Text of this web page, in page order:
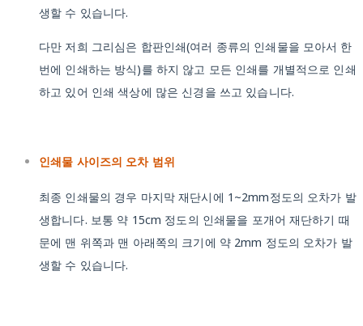
생할 수 있습니다.
다만 저희 그리심은 합판인쇄(여러 종류의 인쇄물을 모아서 한
번에 인쇄하는 방식)를 하지 않고 모든 인쇄를 개별적으로 인쇄
하고 있어 인쇄 색상에 많은 신경을 쓰고 있습니다.
인쇄물 사이즈의 오차 범위
최종 인쇄물의 경우 마지막 재단시에 1~2mm정도의 오차가 발
생합니다. 보통 약 15cm 정도의 인쇄물을 포개어 재단하기 때
문에 맨 위쪽과 맨 아래쪽의 크기에 약 2mm 정도의 오차가 발
생할 수 있습니다.